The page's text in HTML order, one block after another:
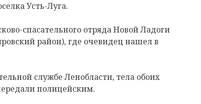
Усть-Луга.
спасательного отряда Новой Ладоги
район), где очевидец нашел в
службе Ленобласти, тела обоих
полицейским.